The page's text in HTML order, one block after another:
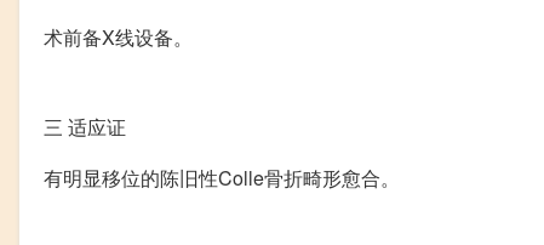
术前备X线设备。
三 适应证
有明显移位的陈旧性Colle骨折畸形愈合。